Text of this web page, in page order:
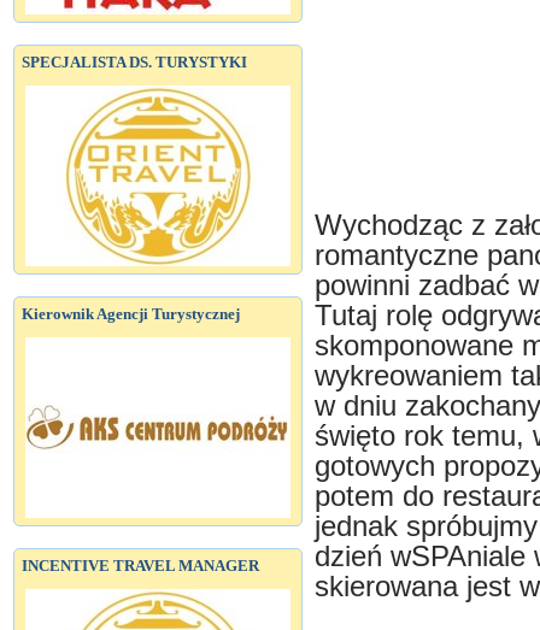
SPECJALISTA DS. TURYSTYKI
Kierownik Agencji Turystycznej
INCENTIVE TRAVEL MANAGER
Wychodząc z
romantyczne
powinni zadbać
Tutaj rolę
skomponowane
wykreowaniem
w dniu
święto rok temu,
gotowych
potem do
jednak
dzień wSPAniale
skierowana jest